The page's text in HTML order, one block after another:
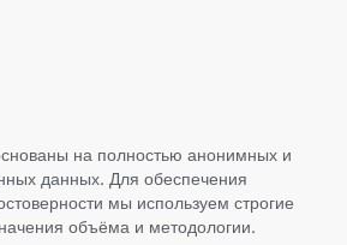
на полностью анонимных и
данных. Для обеспечения
мы используем строгие
объёма и методологии.